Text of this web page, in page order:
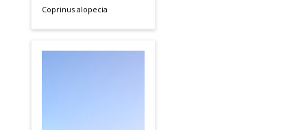
Coprinus alopecia